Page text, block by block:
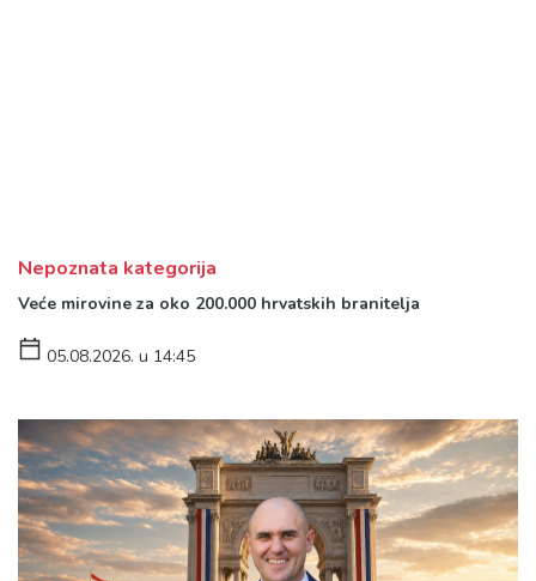
Nepoznata kategorija
Veće mirovine za oko 200.000 hrvatskih branitelja
05.08.2026. u 14:45